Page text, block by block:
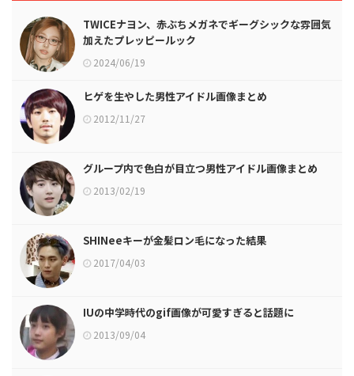
TWICEナヨン、赤ぶちメガネでギーグシックな雰囲気
加えたプレッピールック
2024/06/19
ヒゲを生やした男性アイドル画像まとめ
2012/11/27
グループ内で色白が目立つ男性アイドル画像まとめ
2013/02/19
SHINeeキーが金髪ロン毛になった結果
2017/04/03
IUの中学時代のgif画像が可愛すぎると話題に
2013/09/04